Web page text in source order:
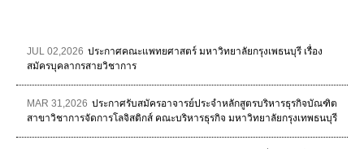
JUL 02,2026 ประกาศคณะแพทยศาสตร์ มหาวิทยาลัยกรุงเพธนบุรี เรื่อง
สมัครบุคลากรสายวิชาการ
MAR 31,2026 ประกาศรับสมัครอาจารย์ประจำหลักสูตรบริหารธุรกิจบัณฑิต
สาขาวิชาการจัดการโลจิสติกส์ คณะบริหารธุรกิจ มหาวิทยาลัยกรุงเทพธนบุรี